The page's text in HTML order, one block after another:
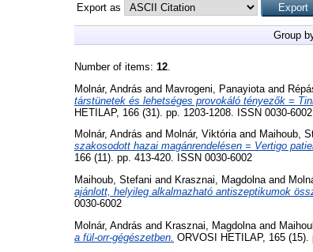
Export as
Group
Number of items: 12
Molnár, András and Mavrogeni, Panayiota and
társtünetek és lehetséges provokáló tényezők =
HETILAP, 166 (31). pp. 1203-1208. ISSN 0030-6002
Molnár, András and Molnár, Viktóriaand Maihoub,
szakosodott hazai magánrendelésen = Vertigo
166 (11). pp. 413-420. ISSN 0030-6002
Maihoub, Stefani and Krasznai, Magdolnaand
ajánlott, helyileg alkalmazható antiszeptikumok
0030-6002
Molnár, András and Krasznai, Magdolna and
a fül-orr-gégészetben. ORVOSI HETILAP, 165